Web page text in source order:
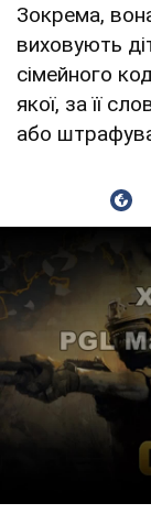
Зокрема,
виховують
сімейного
якої, за її
або